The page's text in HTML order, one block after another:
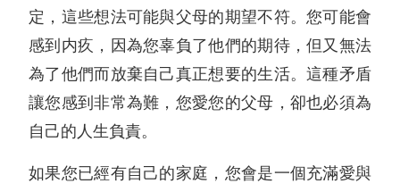
定，這些想法可能與父母的期望不符。您可能會
感到内疚，因為您辜負了他們的期待，但又無法
為了他們而放棄自己真正想要的生活。這種矛盾
讓您感到非常為難，您愛您的父母，卻也必須為
自己的人生負責。
如果您已經有自己的家庭，您會是一個充滿愛與